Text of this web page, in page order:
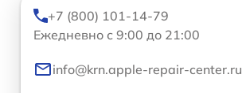
+7 (800) 101-14-79
Ежедневно с 9:00 до 21:00
info@krn.apple-repair-center.ru